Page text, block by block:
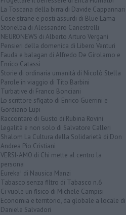
La Toscana della birra di Davide Cappannari
Cose strane e posti assurdi di Blue Lama
Storielba di Alessandro Canestrelli
NEURONEWS di Alberto Arturo Vergani
Pensieri della domenica di Libero Venturi
Fauda e balagan di Alfredo De Girolamo e
Enrico Catassi
Storie di ordinaria umanità di Nicolò Stella
Parole in viaggio di Tito Barbini
Turbative di Franco Bonciani
Lo scrittore sfigato di Enrico Guerrini e
Gordiano Lupi
Raccontare di Gusto di Rubina Rovini
Legalità e non solo di Salvatore Calleri
Shalom La Cultura della Solidarietà di Don
Andrea Pio Cristiani
VERSI-AMO di Chi mette al centro la
persona
Eureka! di Nausica Manzi
Tabasco senza filtro di Tabasco n.6
Ci vuole un fisico di Michele Campisi
Economia e territorio, da globale a locale di
Daniele Salvadori